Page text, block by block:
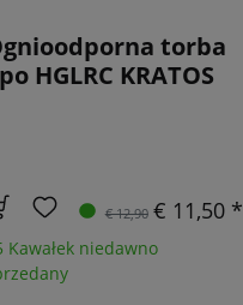
torba
HGLRC KRATOS
€ 12,90 € 11,50 *
Kawałek niedawno